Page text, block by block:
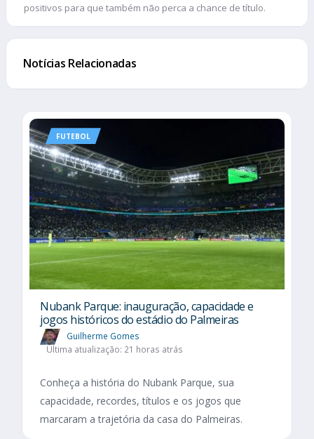
positivos para que também não perca a chance de título.
Notícias Relacionadas
FUTEBOL
Nubank Parque: inauguração, capacidade e
jogos históricos do estádio do Palmeiras
Guilherme Gomes
Última atualização: 21 horas atrás
Conheça a história do Nubank Parque, sua
capacidade, recordes, títulos e os jogos que
marcaram a trajetória da casa do Palmeiras.